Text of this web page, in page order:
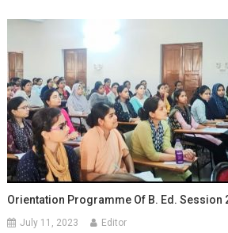
Orientation Programme Of B. Ed. Session
July 11, 2023 Editor